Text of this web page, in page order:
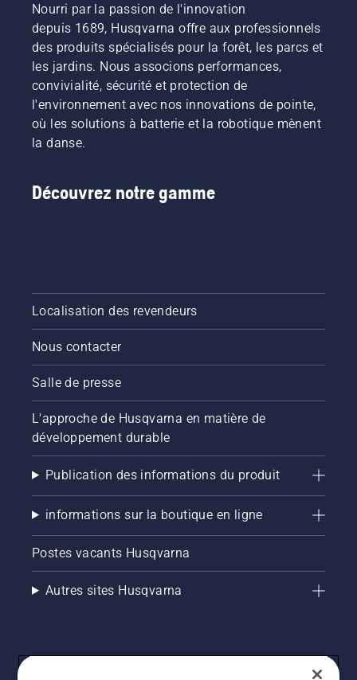
Nourri par la passion de l'innovation
depuis 1689, Husqvarna offre aux professionnels
des produits spécialisés pour la forêt, les parcs et
les jardins. Nous associons performances,
convivialité, sécurité et protection de
l'environnement avec nos innovations de pointe,
où les solutions à batterie et la robotique mènent
la danse.
Découvrez notre gamme
Localisation des revendeurs
Nous contacter
Salle de presse
L'approche de Husqvarna en matière de
développement durable
Publication des informations du produit
informations sur la boutique en ligne
Postes vacants Husqvarna
Autres sites Husqvarna